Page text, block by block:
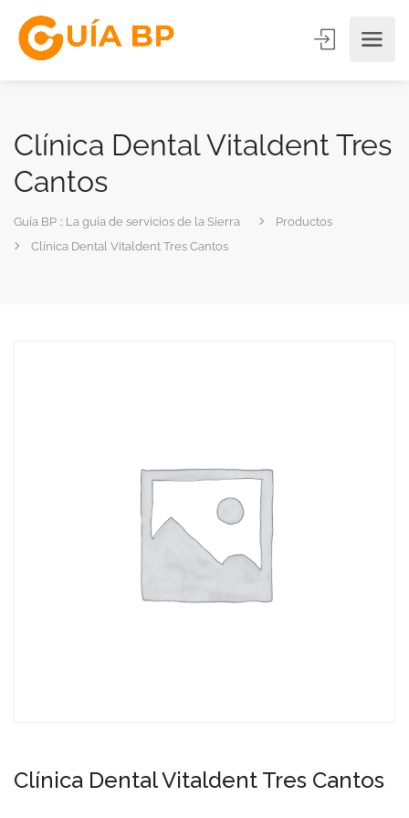
Clínica Dental Vitaldent Tres
Cantos
Guía BP :: La guía de servicios de la Sierra
Productos
Clínica Dental Vitaldent Tres Cantos
Clínica Dental Vitaldent Tres Cantos